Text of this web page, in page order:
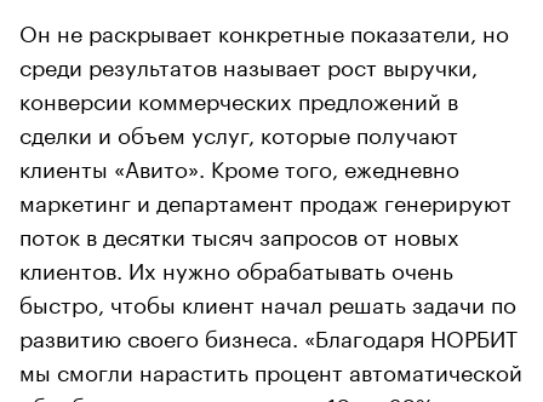
Он не раскрывает конкретные показатели, но
среди результатов называет рост выручки,
конверсии коммерческих предложений в
сделки и объем услуг, которые получают
клиенты «Авито». Кроме того, ежедневно
маркетинг и департамент продаж генерируют
поток в десятки тысяч запросов от новых
клиентов. Их нужно обрабатывать очень
быстро, чтобы клиент начал решать задачи по
развитию своего бизнеса. «Благодаря НОРБИТ
мы смогли нарастить процент автоматической